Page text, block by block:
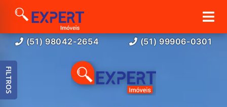
(51) 98042-2654 (51) 99906-0301
FILTROS